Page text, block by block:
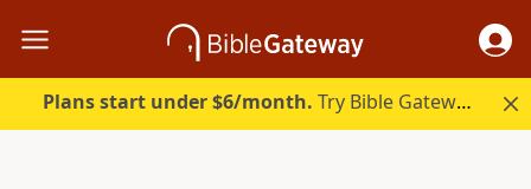
Plans start under $6/month. Try Bible Gateway Plus.